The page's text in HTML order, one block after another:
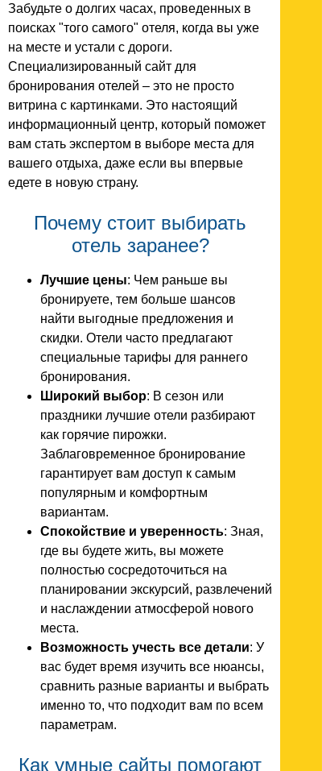
Забудьте о долгих часах, проведенных в
поисках "того самого" отеля, когда вы уже
на месте и устали с дороги.
Специализированный сайт для
бронирования отелей – это не просто
витрина с картинками. Это настоящий
информационный центр, который поможет
вам стать экспертом в выборе места для
вашего отдыха, даже если вы впервые
едете в новую страну.
Почему стоит выбирать
отель заранее?
Лучшие цены: Чем раньше вы
бронируете, тем больше шансов
найти выгодные предложения и
скидки. Отели часто предлагают
специальные тарифы для раннего
бронирования.
Широкий выбор: В сезон или
праздники лучшие отели разбирают
как горячие пирожки.
Заблаговременное бронирование
гарантирует вам доступ к самым
популярным и комфортным
вариантам.
Спокойствие и уверенность: Зная,
где вы будете жить, вы можете
полностью сосредоточиться на
планировании экскурсий, развлечений
и наслаждении атмосферой нового
места.
Возможность учесть все детали: У
вас будет время изучить все нюансы,
сравнить разные варианты и выбрать
именно то, что подходит вам по всем
параметрам.
Как умные сайты помогают